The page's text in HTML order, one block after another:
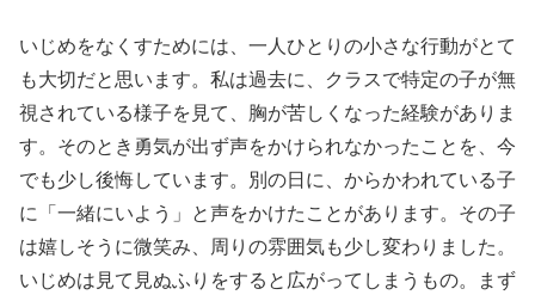
いじめをなくすためには、一人ひとりの小さな行動がとて
も大切だと思います。私は過去に、クラスで特定の子が無
視されている様子を見て、胸が苦しくなった経験がありま
す。そのとき勇気が出ず声をかけられなかったことを、今
でも少し後悔しています。別の日に、からかわれている子
に「一緒にいよう」と声をかけたことがあります。その子
は嬉しそうに微笑み、周りの雰囲気も少し変わりました。
いじめは見て見ぬふりをすると広がってしまうもの。まず